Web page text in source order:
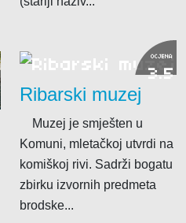
OCJENA
3.5
Ribarski muzej
Muzej je smješten u
Komuni, mletačkoj utvrdi na
komiškoj rivi. Sadrži bogatu
zbirku izvornih predmeta
brodske...